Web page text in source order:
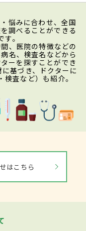
悩みに合わせ、全国
調べることができる
。
、医院の特徴などの
名、検査名などから
ーを探すことができ
基づき、ドクターに
査など）も紹介。
はこちら